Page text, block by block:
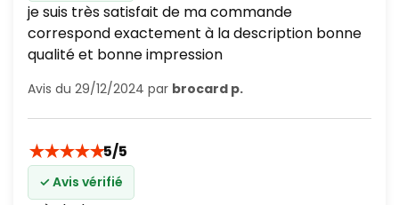
je suis très satisfait de ma commande
correspond exactement à la description bonne
qualité et bonne impression
Avis du 29/12/2024 par brocard p.
★★★★★5/5
✓ Avis vérifié